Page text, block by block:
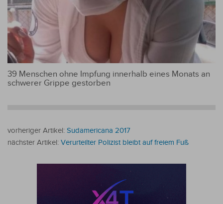
39 Menschen ohne Impfung innerhalb eines Monats an
schwerer Grippe gestorben
vorheriger Artikel: Sudamericana 2017
nächster Artikel: Verurteilter Polizist bleibt auf freiem Fuß